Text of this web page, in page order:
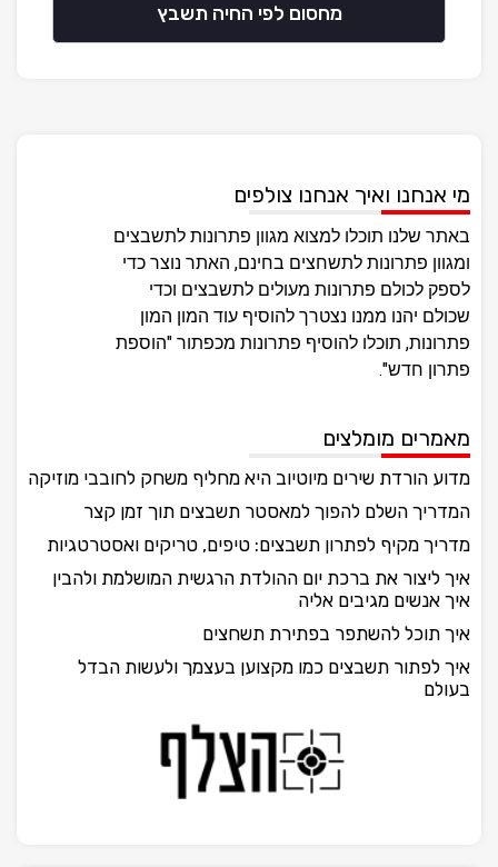
מחסום לפי החיה תשבץ
מי אנחנו ואיך אנחנו צולפים
באתר שלנו תוכלו למצוא מגוון פתרונות לתשבצים
ומגוון פתרונות לתשחצים בחינם, האתר נוצר כדי
לספק לכולם פתרונות מעולים לתשבצים וכדי
שכולם יהנו ממנו נצטרך להוסיף עוד המון המון
פתרונות, תוכלו להוסיף פתרונות מכפתור "הוספת
פתרון חדש".
מאמרים מומלצים
מדוע הורדת שירים מיוטיוב היא מחליף משחק לחובבי מוזיקה
המדריך השלם להפוך למאסטר תשבצים תוך זמן קצר
מדריך מקיף לפתרון תשבצים: טיפים, טריקים ואסטרטגיות
איך ליצור את ברכת יום ההולדת הרגשית המושלמת ולהבין
איך אנשים מגיבים אליה
איך תוכל להשתפר בפתירת תשחצים
איך לפתור תשבצים כמו מקצוען בעצמך ולעשות הבדל
בעולם